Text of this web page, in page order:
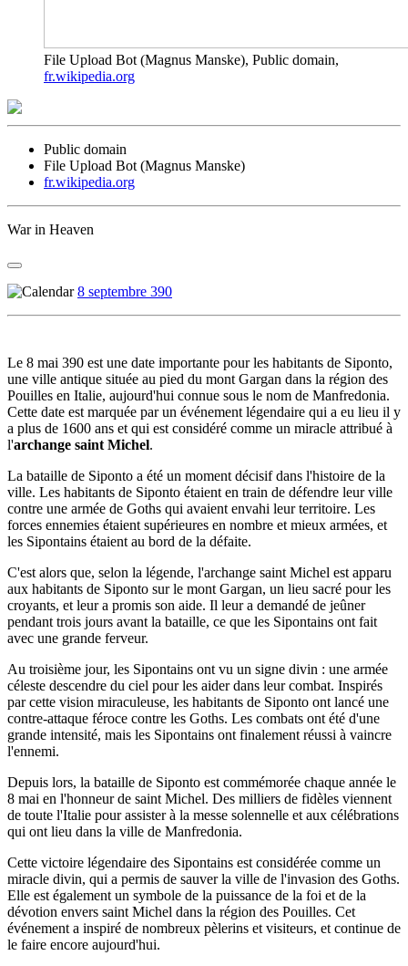
File Upload Bot (Magnus Manske), Public domain,
fr.wikipedia.org
Public domain
File Upload Bot (Magnus Manske)
fr.wikipedia.org
War in Heaven
8 septembre 390
Le 8 mai 390 est une date importante pour les habitants de Siponto,
une ville antique située au pied du mont Gargan dans la région des
Pouilles en Italie, aujourd'hui connue sous le nom de Manfredonia.
Cette date est marquée par un événement légendaire qui a eu lieu il y
a plus de 1600 ans et qui est considéré comme un miracle attribué à
l'archange saint Michel.
La bataille de Siponto a été un moment décisif dans l'histoire de la
ville. Les habitants de Siponto étaient en train de défendre leur ville
contre une armée de Goths qui avaient envahi leur territoire. Les
forces ennemies étaient supérieures en nombre et mieux armées, et
les Sipontains étaient au bord de la défaite.
C'est alors que, selon la légende, l'archange saint Michel est apparu
aux habitants de Siponto sur le mont Gargan, un lieu sacré pour les
croyants, et leur a promis son aide. Il leur a demandé de jeûner
pendant trois jours avant la bataille, ce que les Sipontains ont fait
avec une grande ferveur.
Au troisième jour, les Sipontains ont vu un signe divin : une armée
céleste descendre du ciel pour les aider dans leur combat. Inspirés
par cette vision miraculeuse, les habitants de Siponto ont lancé une
contre-attaque féroce contre les Goths. Les combats ont été d'une
grande intensité, mais les Sipontains ont finalement réussi à vaincre
l'ennemi.
Depuis lors, la bataille de Siponto est commémorée chaque année le
8 mai en l'honneur de saint Michel. Des milliers de fidèles viennent
de toute l'Italie pour assister à la messe solennelle et aux célébrations
qui ont lieu dans la ville de Manfredonia.
Cette victoire légendaire des Sipontains est considérée comme un
miracle divin, qui a permis de sauver la ville de l'invasion des Goths.
Elle est également un symbole de la puissance de la foi et de la
dévotion envers saint Michel dans la région des Pouilles. Cet
événement a inspiré de nombreux pèlerins et visiteurs, et continue de
le faire encore aujourd'hui.